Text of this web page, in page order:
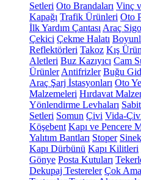
Setleri Oto Brandaları Vinç
Kapağı Trafik Ürünleri Oto
İlk Yardım Çantası Araç
Çekici Çekme Halatı
Reflektörleri Takoz Kış
Aletleri Buz Kazıyıcı Cam
Ürünler Antifrizler Buğu
Araç Şarj İstasyonları Oto
Malzemeleri Hırdavat
Yönlendirme Levhaları
Setleri Somun Çivi Vida-
Köşebent Kapı ve Pencere
Yalıtım Bantları Stoper
Kapı Dürbünü Kapı Kilitleri
Gönye Posta Kutuları
Dekupaj Testereler Çok